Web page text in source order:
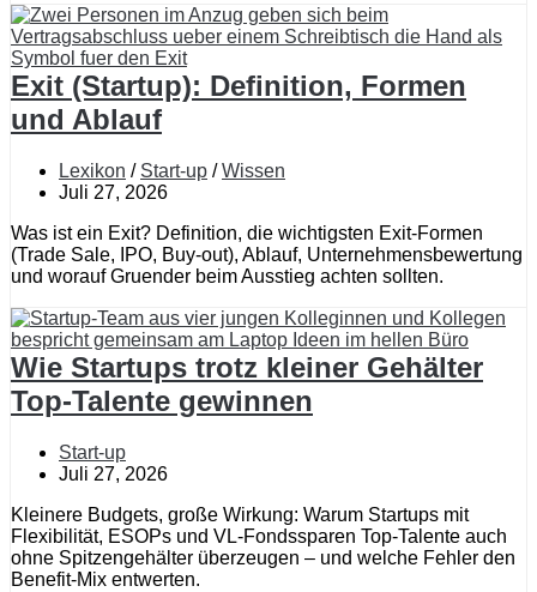
Exit (Startup): Definition, Formen
und Ablauf
Lexikon / Start-up /Wissen
Juli 27, 2026
Was ist ein Exit? Definition, die wichtigsten Exit-Formen
(Trade Sale, IPO, Buy-out), Ablauf, Unternehmensbewertung
und worauf Gruender beim Ausstieg achten sollten.
Wie Startups trotz kleiner Gehälter
Top-Talente gewinnen
Start-up
Juli 27, 2026
Kleinere Budgets, große Wirkung: Warum Startups mit
Flexibilität, ESOPs und VL-Fondssparen Top-Talente auch
ohne Spitzengehälter überzeugen – und welche Fehler den
Benefit-Mix entwerten.